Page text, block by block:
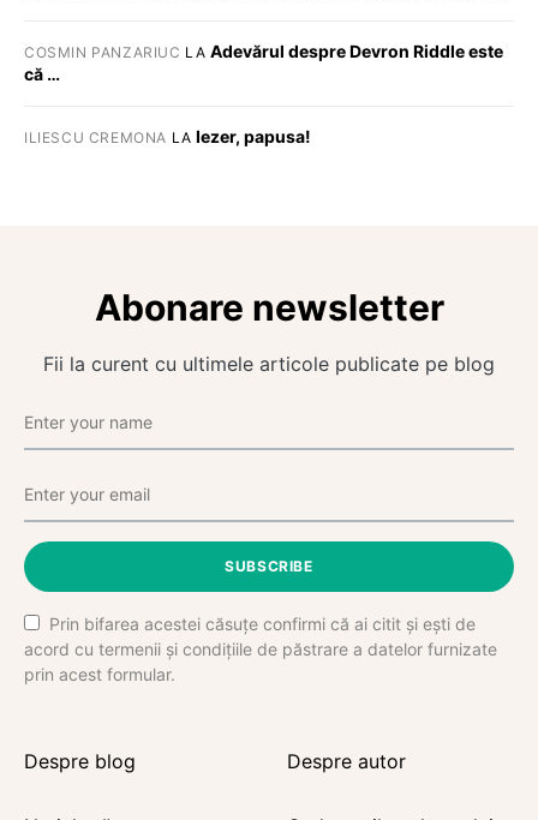
COSMIN PANZARIUC LA Adevărul despre Devron Riddle este
că …
ILIESCU CREMONA LA Iezer, papusa!
Abonare newsletter
Fii la curent cu ultimele articole publicate pe blog
SUBSCRIBE
Prin bifarea acestei căsuțe confirmi că ai citit și ești de
acord cu termenii și condițiile de păstrare a datelor furnizate
prin acest formular.
Despre blog Despre autor